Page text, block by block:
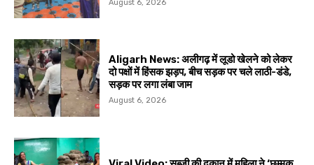
August 6, 2026
Aligarh News: अलीगढ़ में लूडो खेलने को लेकर
दो पक्षों में हिंसक झड़प, बीच सड़क पर चले लाठी-डंडे,
सड़क पर लगा लंबा जाम
August 6, 2026